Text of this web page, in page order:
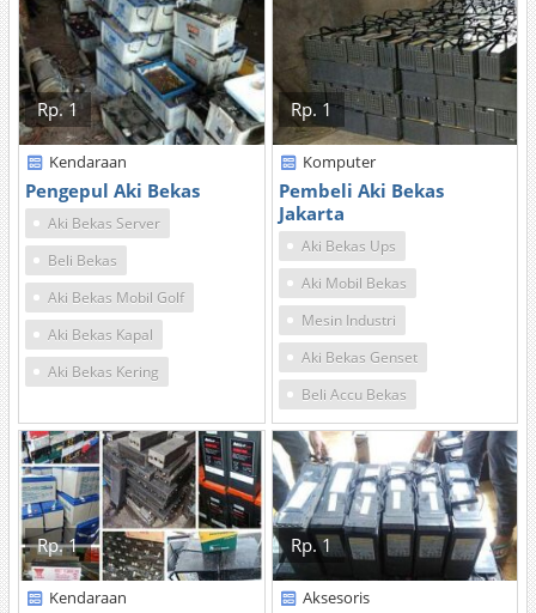
Rp. 1
Kendaraan
Pengepul Aki Bekas
Aki Bekas Server
Beli Bekas
Aki Bekas Mobil Golf
Aki Bekas Kapal
Aki Bekas Kering
Rp. 1
Komputer
Pembeli Aki Bekas
Jakarta
Aki Bekas Ups
Aki Mobil Bekas
Mesin Industri
Aki Bekas Genset
Beli Accu Bekas
Rp. 1
Kendaraan
Rp. 1
Aksesoris